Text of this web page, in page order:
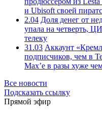
и Ubisoft своей
2.04 Доля денег от
упала на четверть,
телеку
31.03 Аккаунт
подписчиков, чем в
Max’е в разы хуже
Все новости
Подсказать ссылку
Прямой эфир